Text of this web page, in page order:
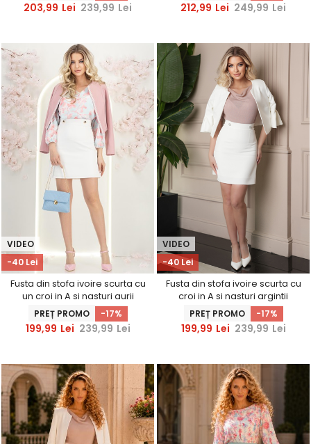
203,99 Lei 239,99 Lei 212,99 Lei 249,99 Lei
-40 Lei
VIDEO
Fusta din stofa ivoire scurta cu
un croi in A si nasturi aurii
decorativi - StarShinerS
PREȚ PROMO -17%
199,99 Lei 239,99 Lei
-40 Lei
VIDEO
Fusta din stofa ivoire scurta cu
croi in A si nasturi argintii
decorativi - StarShinerS
PREȚ PROMO -17%
199,99 Lei 239,99 Lei